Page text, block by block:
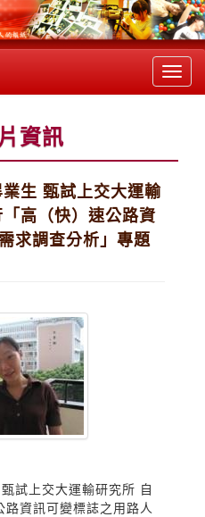
資訊
生 甄試上交大運輸
高（快）速公路資
求調查分析」專題
試上交大運輸研究所 自
資訊可變標誌之用路人